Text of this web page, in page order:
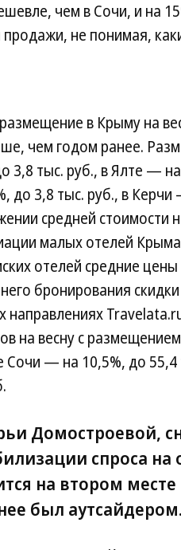
чем в Сочи, и на
не понимая,
в Крыму на
чем годом ранее.
3,8 тыс. руб., в Ялте —
до 3,8 тыс. руб., в Керчи
средней
малых отелей
отелей средние
бронирования
направлениях
на весну с
Сочи — на 10,5%, до
Домостроевой,
спроса
на втором
был аутсайдером.